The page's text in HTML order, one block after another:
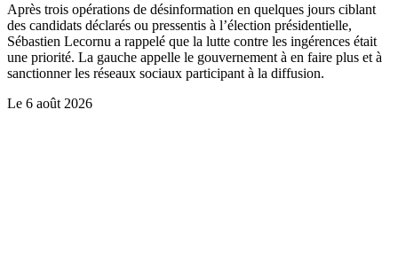
Après trois opérations de désinformation en quelques jours ciblant
des candidats déclarés ou pressentis à l’élection présidentielle,
Sébastien Lecornu a rappelé que la lutte contre les ingérences était
une priorité. La gauche appelle le gouvernement à en faire plus et à
sanctionner les réseaux sociaux participant à la diffusion.
Le 6 août 2026